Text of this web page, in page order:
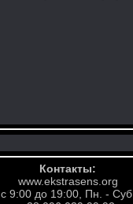
Контакты:
www.ekstrasens.org
с 9:00 до 19:00, Пн. - Суб.